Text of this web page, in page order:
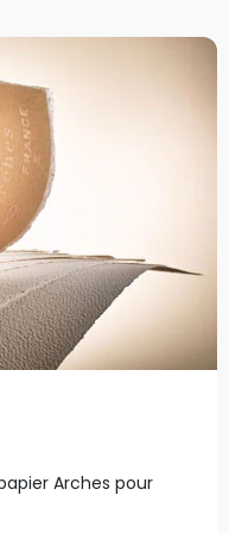
Arches pour